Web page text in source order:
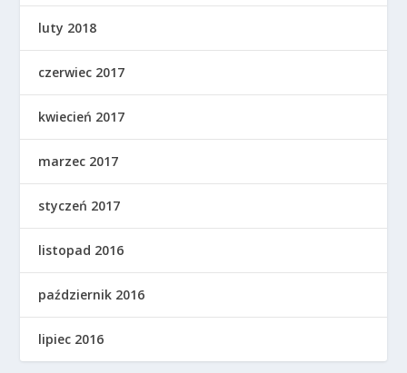
luty 2018
czerwiec 2017
kwiecień 2017
marzec 2017
styczeń 2017
listopad 2016
październik 2016
lipiec 2016